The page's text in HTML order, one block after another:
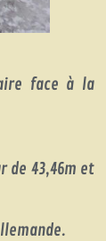
face à la
de 43,46m et